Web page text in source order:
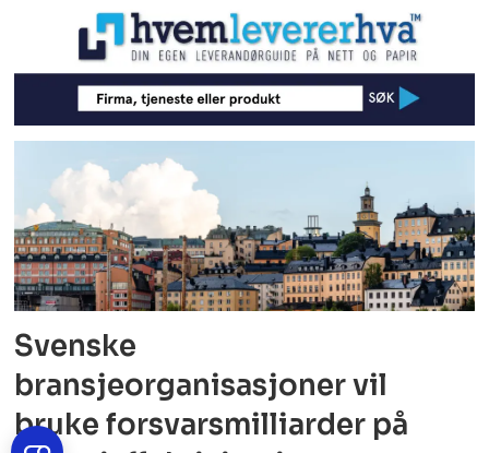
Svenske
bransjeorganisasjoner vil
bruke forsvarsmilliarder på